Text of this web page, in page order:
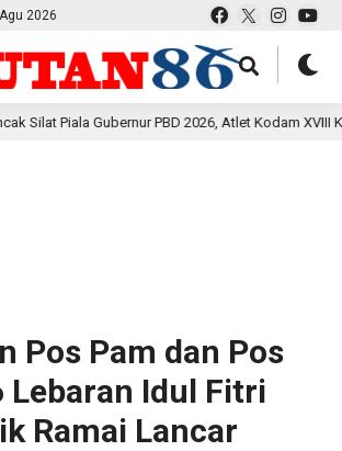
2026
Gubernur PBD 2026, Atlet Kodam XVIII Kasuari
Pos Pam dan Pos
Lebaran Idul Fitri
Ramai Lancar